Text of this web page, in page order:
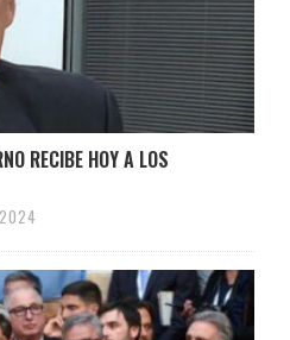
RECIBE HOY A LOS